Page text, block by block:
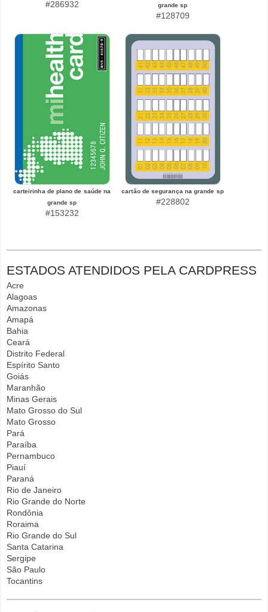
#286932
grande sp
#128709
carteirinha de plano de saúde na
grande sp
#153232
cartão de segurança na grande sp
#228802
ESTADOS ATENDIDOS PELA CARDPRESS
Acre
Alagoas
Amazonas
Amapá
Bahia
Ceará
Distrito Federal
Espírito Santo
Goiás
Maranhão
Minas Gerais
Mato Grosso do Sul
Mato Grosso
Pará
Paraíba
Pernambuco
Piauí
Paraná
Rio de Janeiro
Rio Grande do Norte
Rondônia
Roraima
Rio Grande do Sul
Santa Catarina
Sergipe
São Paulo
Tocantins